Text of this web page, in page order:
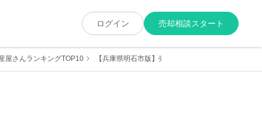
ログイン 売却相談スタート
屋さんランキングTOP10 【兵庫県明石市版】売却に強くて実績が豊富な地元